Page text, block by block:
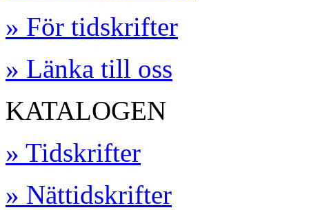
» För tidskrifter
» Länka till oss
KATALOGEN
» Tidskrifter
» Nättidskrifter